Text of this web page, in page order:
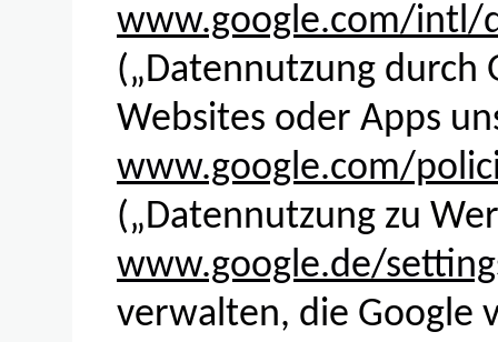
www.google.com/intl/
(„Datennutzung durch
Websites oder Apps
www.google.com/
(„Datennutzung zu
www.google.de/
verwalten, die Google